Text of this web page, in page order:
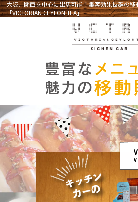
大阪、関西を中心に出店可能！集客効果抜群の移
「VICTORIAN CEYLON TEA」